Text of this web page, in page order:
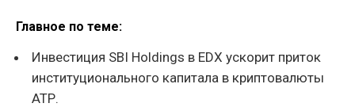
Главное по теме:
Инвестиция SBI Holdings в EDX ускорит приток
институционального капитала в криптовалюты
АТР.